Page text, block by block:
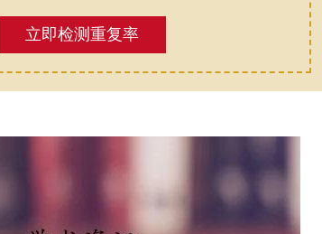
立即检测重复率